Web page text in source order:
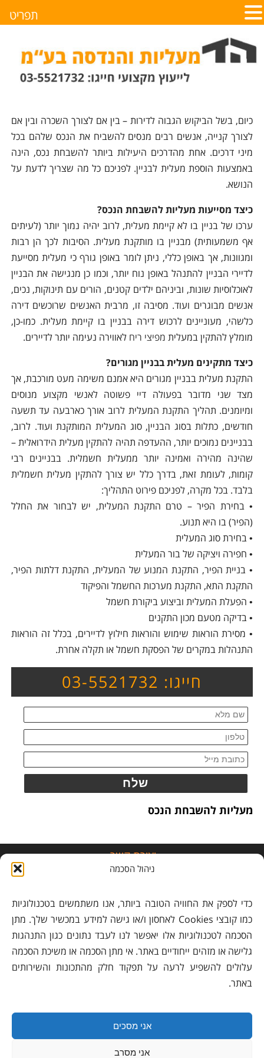
ניהול הסכמה
כדי לספק את החוויה הטובה ביותר, אנו משתמשים בטכנולוגיות
כמו קובצי Cookies לאחסון ו/או גישה למידע במכשיר שלך. מתן
הסכמה לטכנולוגיות אלו יאפשר לנו לעבד נתונים כגון התנהגות
גלישה או מזהים ייחודיים באתר. אי מתן הסכמה או משיכת הסכמה
עלולים להשפיע לרעה על תפקוד חלק מהתכונות והשירותים
באתר.
אני מסכים
אני מסרב
כיום, בשל הביקוש הגבוה לדירות – בין אם לצורך השכרה ובין אם
לצורך קנייה, אנשים רבים מנסים להשביח את הנכס שלהם בכל
מיני דרכים. אחת מהדרכים היעילות ביותר להשבחת נכס, הינה
באמצעות הוספת מעלית לבניין. לפניכם כל מה שצריך לדעת על
הנושא.
כיצד מסייעות מעליות להשבחת הנכס?
ערכו של בניין בו לא קיימת מעלית, לרוב יהיה נמוך יותר (לעיתים
אף משמעותית) מבניין בו מותקנת מעלית. הסיבות לכך הן רבות
ומגוונות, אך באופן כללי, ניתן לומר באופן גורף כי מעלית מסייעת
לדיירי הבניין להתנהל באופן נוח יותר, וכמו כן מנגישה את הבניין
לאוכלוסיות שונות, וביניהם ילדים קטנים, הורים עם תינוקות, נכים,
אנשים מבוגרים ועוד. מסיבה זו, מרבית האנשים שרוכשים דירה
כלשהי, מעוניינים לרכוש דירה בבניין בו קיימת מעלית. כמו-כן,
מומלץ להתקין במעלית מפיצי ריח לאווירה נעימה יותר לדיירים.
כיצד מתקינים מעלית בבניין מגורים?
התקנת מעלית בבניין מגורים היא אמנם משימה מעט מורכבת, אך
מצד שני מדובר בפעולה דיי פשוטה לאנשי מקצוע מנוסים
ומיומנים. תהליך התקנת המעלית לרוב אורך כארבעה עד תשעה
חודשים, כתלות בסוג הבניין, סוג המעלית המותקנת ועוד. לרוב,
בבניינים נמוכים יותר, ההעדפה תהיה להתקין מעלית הידרואלית –
שהינה מהירה ואמינה יותר ממעלית חשמלית. בבניינים רבי
קומות, לעומת זאת, בדרך כלל יש צורך להתקין מעלית חשמלית
בלבד. בכל מקרה, לפניכם פירוט התהליך:
• בחירת הפיר – טרם התקנת המעלית, יש לבחור את החלל
(הפיר) בו היא תנוע.
• בחירת סוג המעלית
• חפירה ויציקה של בור המעלית
• בניית הפיר, התקנת המנוע של המעלית, התקנת דלתות הפיר,
התקנת התא, התקנת מערכות החשמל והפיקוד
• הפעלת המעלית וביצוע ביקורת חשמל
• בדיקה מטעם מכון התקנים
• מסירת הוראות שימוש והוראות חילוץ לדיירים, בכלל זה הוראות
התנהלות במקרים של הפסקת חשמל או תקלה אחרת.
חייגו: 03-5521732
מעליות להשבחת הנכס
יצירת קשר
נייד:050-8228899לתיאום פגישות בלבד
כתובת: רח' הגר"א 30, חולון
מידע מקצועי
שיפוץ ושדרוג מעליות
תפריט